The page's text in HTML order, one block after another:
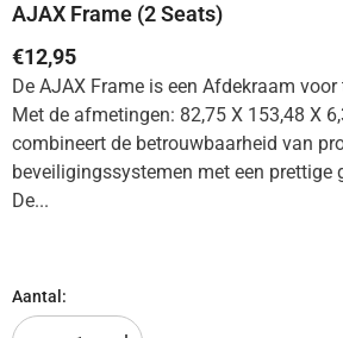
AJAX Frame (2 Seats)
€12,95
De AJAX Frame is een Afdekraam
Met de afmetingen: 82,75 X 153,48 X
combineert de betrouwbaarheid van
beveiligingssystemen met een prettige
De...
Aantal: